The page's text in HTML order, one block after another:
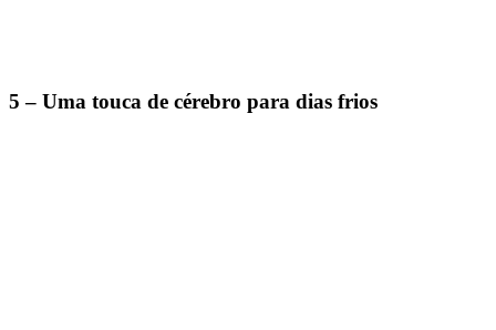
5 – Uma touca de cérebro para dias frios